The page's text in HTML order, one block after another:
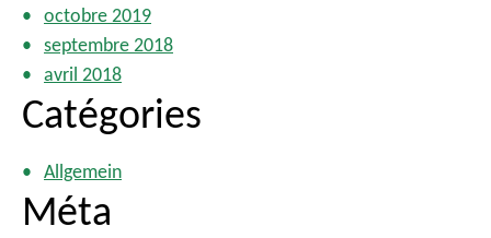
octobre 2019
septembre 2018
avril 2018
Catégories
Allgemein
Méta